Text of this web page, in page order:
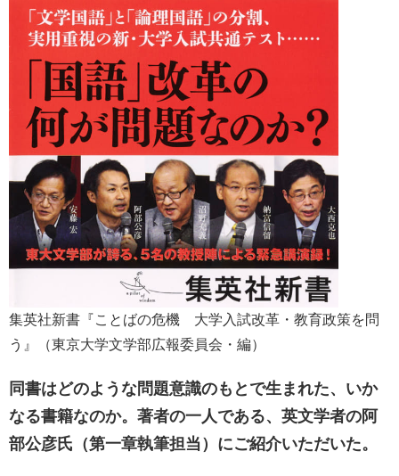
集英社新書『ことばの危機 大学入試改革・教育政策を問
う』（東京大学文学部広報委員会・編）
同書はどのような問題意識のもとで生まれた、いか
なる書籍なのか。著者の一人である、英文学者の阿
部公彦氏（第一章執筆担当）にご紹介いただいた。